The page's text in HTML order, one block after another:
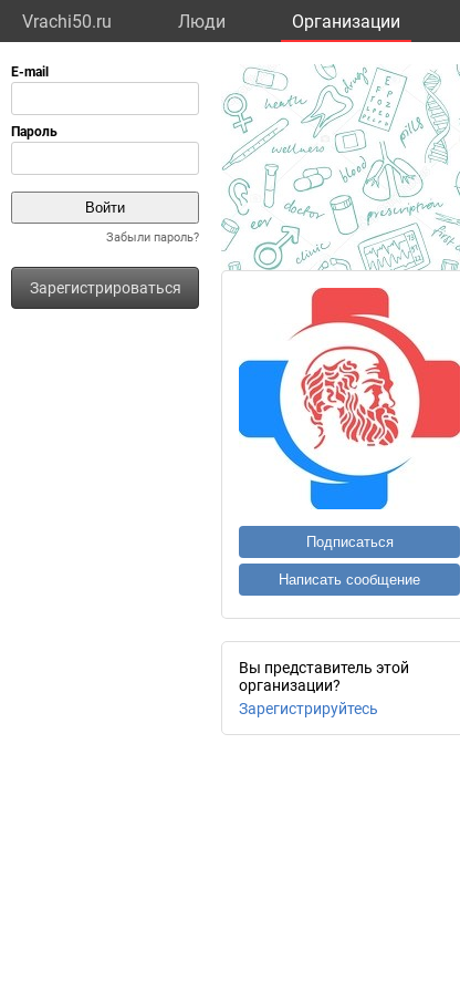
Vrachi50.ru Люди Организации
Забыли пароль?
Зарегистрироваться
Подписаться
Написать сообщение
Вы представитель этой
организации?
Зарегистрируйтесь